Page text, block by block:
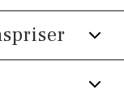
stretch
og lidt
gratis.